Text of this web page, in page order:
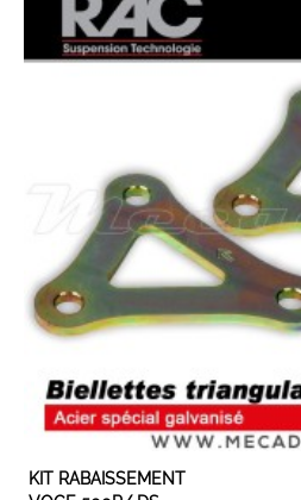
KIT RABAISSEMENT